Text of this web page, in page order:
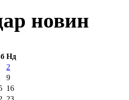
новин
Нд
2
9
16